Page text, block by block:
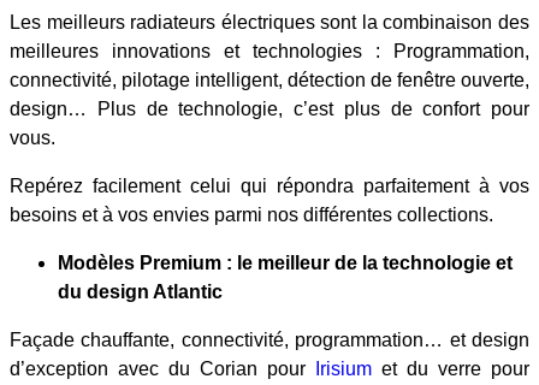
Les meilleurs radiateurs électriques sont la combinaison des
meilleures innovations et technologies : Programmation,
connectivité, pilotage intelligent, détection de fenêtre ouverte,
design… Plus de technologie, c’est plus de confort pour
vous.
Repérez facilement celui qui répondra parfaitement à vos
besoins et à vos envies parmi nos différentes collections.
Modèles Premium : le meilleur de la technologie et
du design Atlantic
Façade chauffante, connectivité, programmation… et design
d’exception avec du Corian pour
Irisium et du verre pour